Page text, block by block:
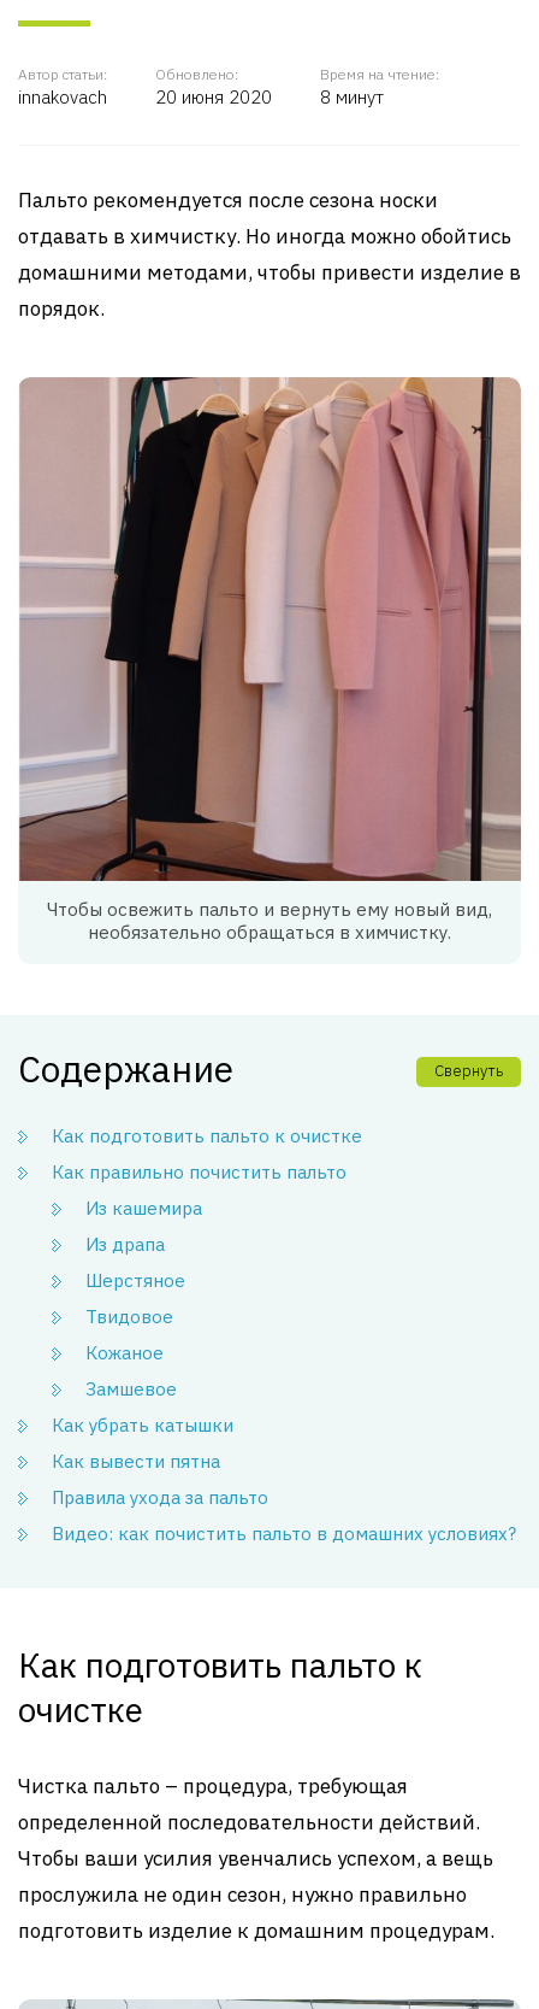
Автор статьи:
innakovach
Обновлено:
20 июня 2020
Время на чтение:
8 минут
Пальто рекомендуется после сезона носки
отдавать в химчистку. Но иногда можно обойтись
домашними методами, чтобы привести изделие в
порядок.
Чтобы освежить пальто и вернуть ему новый вид,
необязательно обращаться в химчистку.
Содержание Свернуть
Как подготовить пальто к очистке
Как правильно почистить пальто
Из кашемира
Из драпа
Шерстяное
Твидовое
Кожаное
Замшевое
Как убрать катышки
Как вывести пятна
Правила ухода за пальто
Видео: как почистить пальто в домашних условиях?
Как подготовить пальто к
очистке
Чистка пальто – процедура, требующая
определенной последовательности действий.
Чтобы ваши усилия увенчались успехом, а вещь
прослужила не один сезон, нужно правильно
подготовить изделие к домашним процедурам.